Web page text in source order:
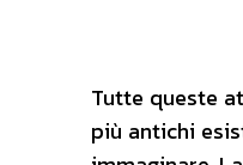
Tutte queste
più antichi